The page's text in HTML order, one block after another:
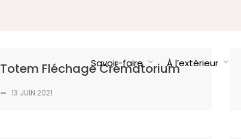
Savoir-faire À l’extérieur
Totem Fléchage Crématorium
— 13 JUIN 2021